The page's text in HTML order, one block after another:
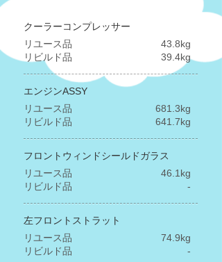
クーラーコンプレッサー
リユース品
リビルド品
43.8kg
39.4kg
エンジンASSY
リユース品
​リビルド品
681.3kg
641.7kg
フロントウィンドシールドガラス
リユース品
​リビルド品
46.1kg
-
左フロントストラット
リユース品
​リビルド品
74.9kg
-